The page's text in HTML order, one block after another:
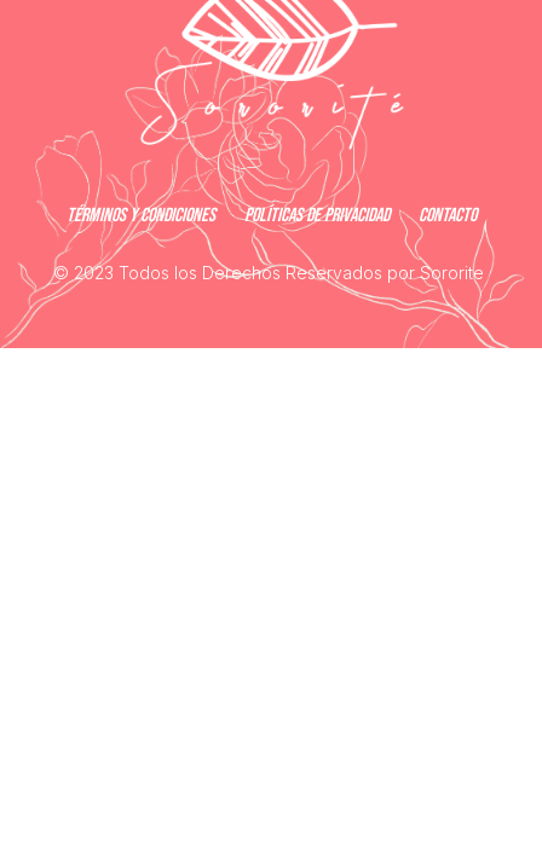
Términos y Condiciones Políticas de Privacidad Contacto
© 2023 Todos los Derechos Reservados por Sororite